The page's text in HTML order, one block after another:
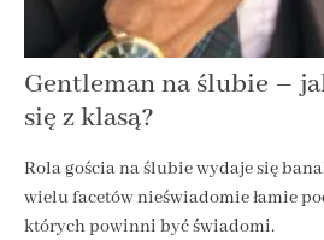
Gentleman na ślubie –
się z klasą?
Rola gościa na ślubie wydaje się
wielu facetów nieświadomie łamie
których powinni być świadomi.